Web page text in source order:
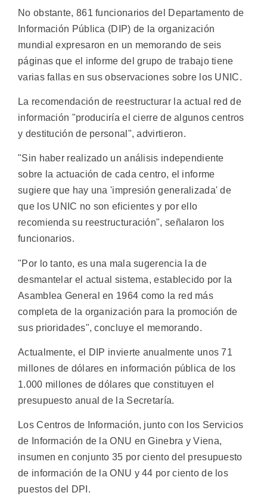
No obstante, 861 funcionarios del Departamento de
Información Pública (DIP) de la organización
mundial expresaron en un memorando de seis
páginas que el informe del grupo de trabajo tiene
varias fallas en sus observaciones sobre los UNIC.
La recomendación de reestructurar la actual red de
información "produciría el cierre de algunos centros
y destitución de personal", advirtieron.
"Sin haber realizado un análisis independiente
sobre la actuación de cada centro, el informe
sugiere que hay una 'impresión generalizada' de
que los UNIC no son eficientes y por ello
recomienda su reestructuración", señalaron los
funcionarios.
"Por lo tanto, es una mala sugerencia la de
desmantelar el actual sistema, establecido por la
Asamblea General en 1964 como la red más
completa de la organización para la promoción de
sus prioridades", concluye el memorando.
Actualmente, el DIP invierte anualmente unos 71
millones de dólares en información pública de los
1.000 millones de dólares que constituyen el
presupuesto anual de la Secretaría.
Los Centros de Información, junto con los Servicios
de Información de la ONU en Ginebra y Viena,
insumen en conjunto 35 por ciento del presupuesto
de información de la ONU y 44 por ciento de los
puestos del DPI.